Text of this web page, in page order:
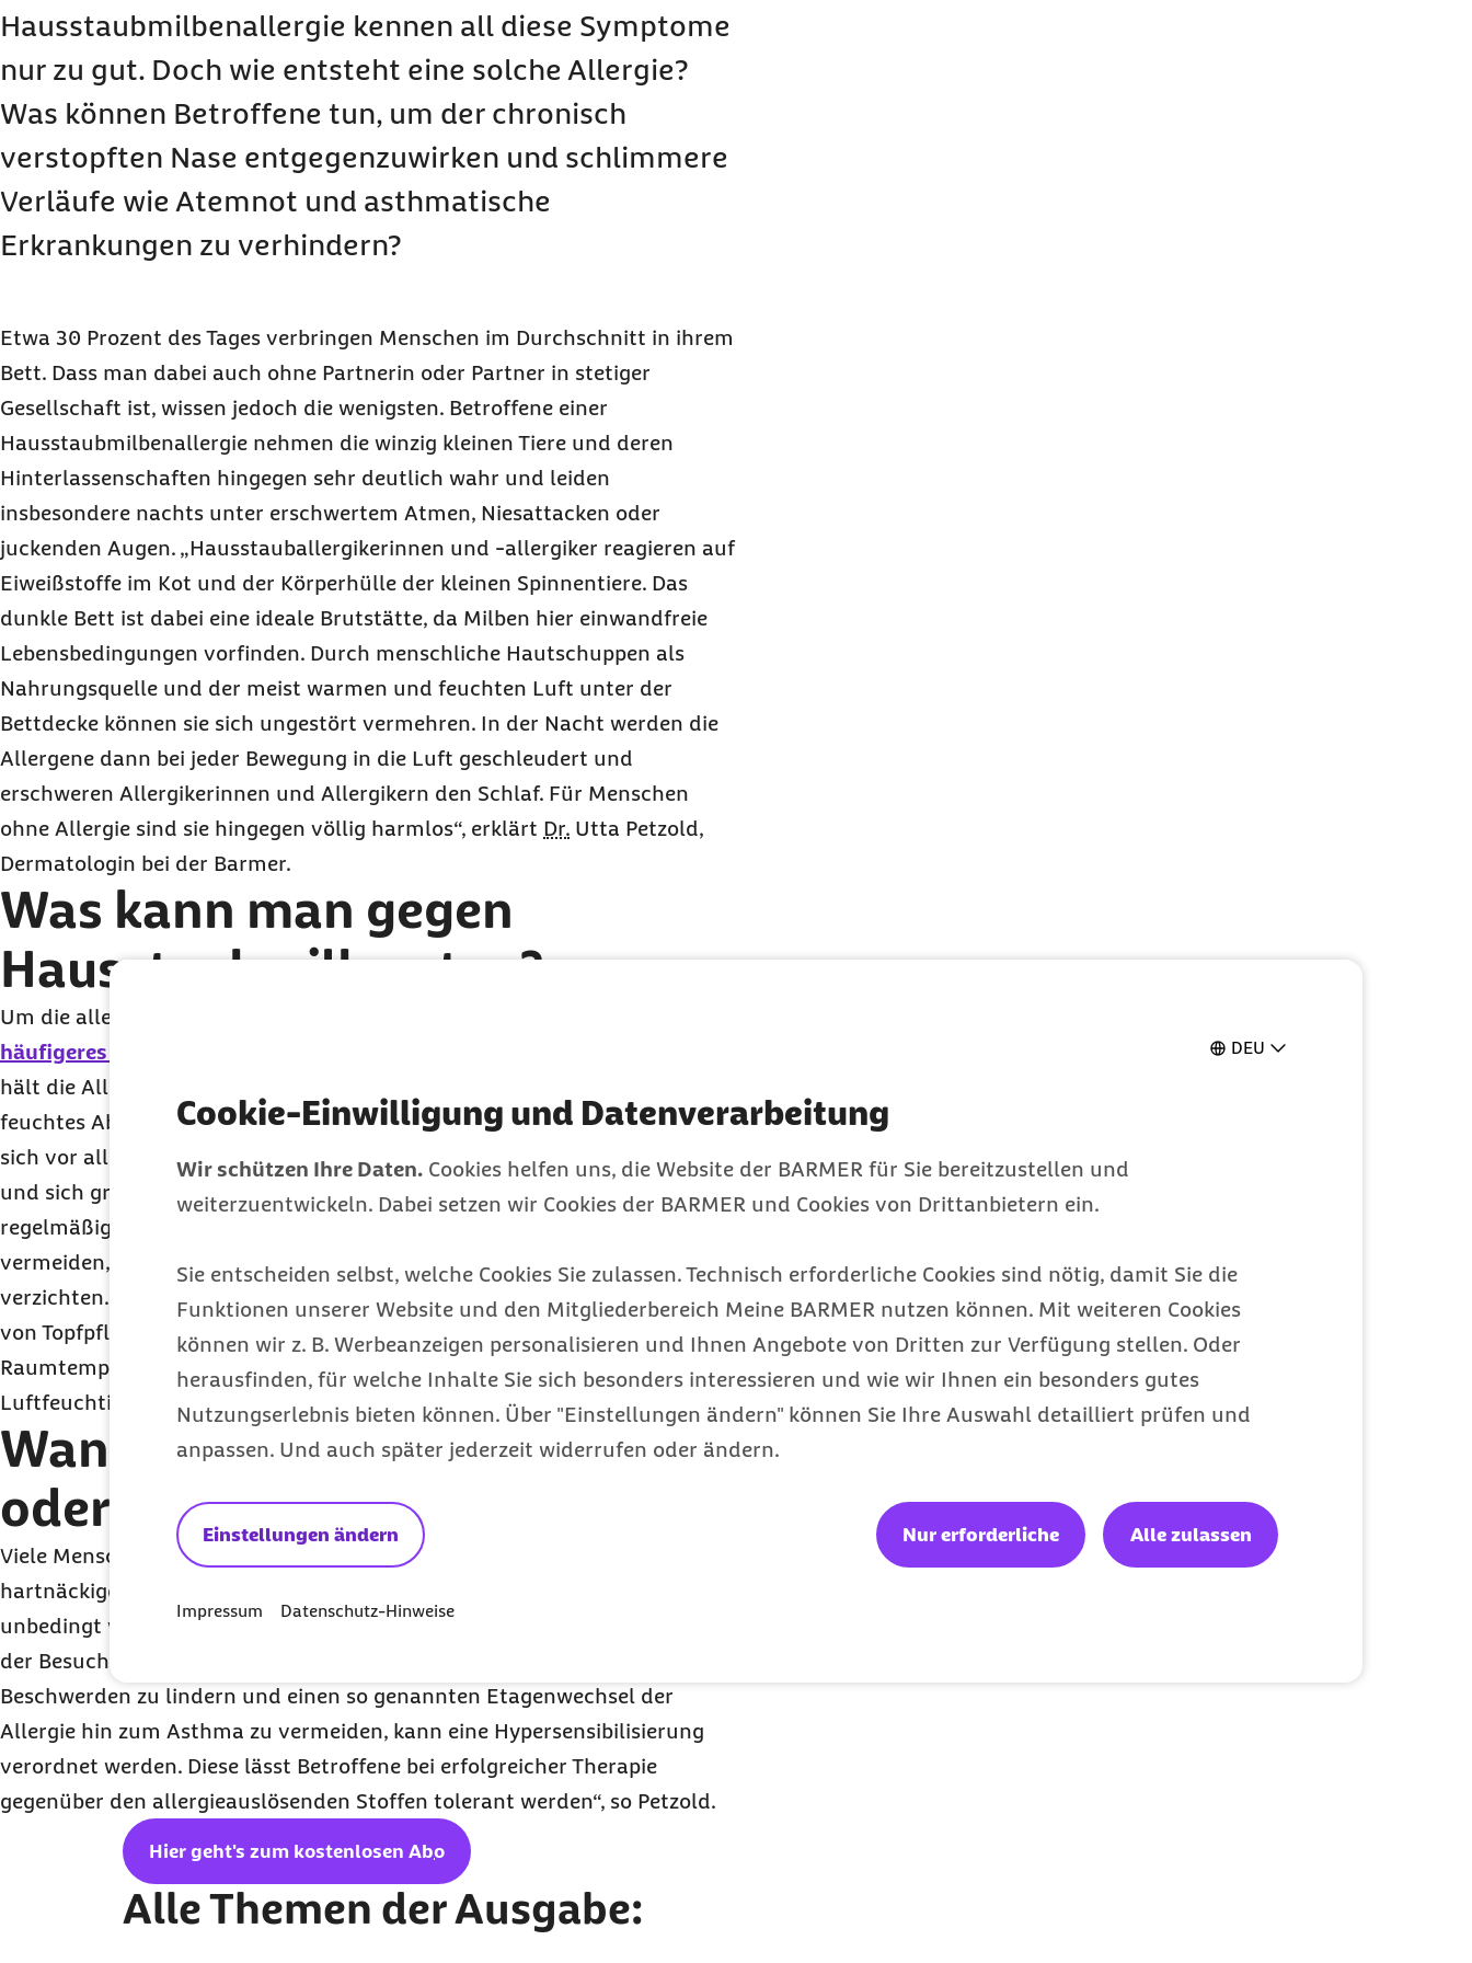
DEU
Cookie-Einwilligung und Datenverarbeitung
Wir schützen Ihre Daten. Cookies helfen uns, die Website der BARMER für Sie bereitzustellen und
weiterzuentwickeln. Dabei setzen wir Cookies der BARMER und Cookies von Drittanbietern ein.
Sie entscheiden selbst, welche Cookies Sie zulassen. Technisch erforderliche Cookies sind nötig, damit Sie die
Funktionen unserer Website und den Mitgliederbereich Meine BARMER nutzen können. Mit weiteren Cookies
können wir z. B. Werbeanzeigen personalisieren und Ihnen Angebote von Dritten zur Verfügung stellen. Oder
herausfinden, für welche Inhalte Sie sich besonders interessieren und wie wir Ihnen ein besonders gutes
Nutzungserlebnis bieten können. Über "Einstellungen ändern" können Sie Ihre Auswahl detailliert prüfen und
anpassen. Und auch später jederzeit widerrufen oder ändern.
Einstellungen ändern Nur erforderliche Alle zulassen
Impressum Datenschutz-Hinweise
Hausstaubmilbenallergie kennen all diese Symptome
nur zu gut. Doch wie entsteht eine solche Allergie?
Was können Betroffene tun, um der chronisch
verstopften Nase entgegenzuwirken und schlimmere
Verläufe wie Atemnot und asthmatische
Erkrankungen zu verhindern?
Etwa 30 Prozent des Tages verbringen Menschen im Durchschnitt in ihrem
Bett. Dass man dabei auch ohne Partnerin oder Partner in stetiger
Gesellschaft ist, wissen jedoch die wenigsten. Betroffene einer
Hausstaubmilbenallergie nehmen die winzig kleinen Tiere und deren
Hinterlassenschaften hingegen sehr deutlich wahr und leiden
insbesondere nachts unter erschwertem Atmen, Niesattacken oder
juckenden Augen. „Hausstauballergikerinnen und -allergiker reagieren auf
Eiweißstoffe im Kot und der Körperhülle der kleinen Spinnentiere. Das
dunkle Bett ist dabei eine ideale Brutstätte, da Milben hier einwandfreie
Lebensbedingungen vorfinden. Durch menschliche Hautschuppen als
Nahrungsquelle und der meist warmen und feuchten Luft unter der
Bettdecke können sie sich ungestört vermehren. In der Nacht werden die
Allergene dann bei jeder Bewegung in die Luft geschleudert und
erschweren Allergikerinnen und Allergikern den Schlaf. Für Menschen
ohne Allergie sind sie hingegen völlig harmlos“, erklärt Dr. Utta Petzold,
Dermatologin bei der Barmer.
Was kann man gegen
Hausstaubmilben tun?
Um die allergieauslösenden Ausscheidungen loszuwerden, kann ein
häufigeres Putzen
hält die Allergene von Betroffenen fern und kann durch regelmäßiges
feuchtes Abwischen kurzfristige Abhilfe schaffen. Als Bodenbelag eignen
sich vor allem Kurzflorteppiche, die herumwirbelnden Staub festhalten
und sich gründlich saugen lassen. Glatte Böden sollten hingegen
regelmäßig und feucht gewischt werden. Um unnötige Staubfänger zu
vermeiden, könnten Betroffene auf Gardinen, Stofftiere oder Zierkissen
verzichten. Zudem kann bereits regelmäßiges Lüften und das Entfernen
von Topfpflanzen Abhilfe schaffen, da sich Milben insbesondere bei
Raumtemperaturen von mehr als 20 Grad Celsius und einer
Luftfeuchtigkeit von mehr als 55 Prozent wohl fühlen.
Wann sollte man eine Ärztin
oder einen Arzt aufsuchen?
Viele Menschen verwechseln die allergischen Symptome mit einer
hartnäckigen Erkältung. Da die Entstehung von allergischem Asthma
unbedingt verhindert werden sollte, kann bei andauernden Symptomen
der Besuch einer Ärztin oder eines Arztes sinnvoll sein. „Um die
Beschwerden zu lindern und einen so genannten Etagenwechsel der
Allergie hin zum Asthma zu vermeiden, kann eine Hypersensibilisierung
verordnet werden. Diese lässt Betroffene bei erfolgreicher Therapie
gegenüber den allergieauslösenden Stoffen tolerant werden“, so Petzold.
Hier geht's zum kostenlosen Abo
Alle Themen der Ausgabe: